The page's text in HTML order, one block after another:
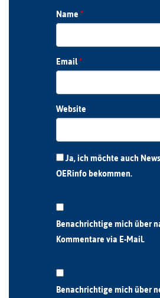
Name *
Email*
Website
Ja, ich möchte auch
OERinfo bekommen.
Benachrichtige mich über
Kommentare via E-Mail.
Benachrichtige mich über